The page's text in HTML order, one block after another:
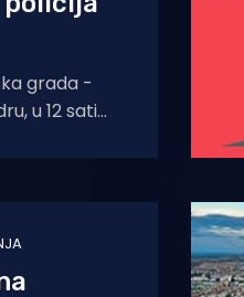
grada -
u 12 sati